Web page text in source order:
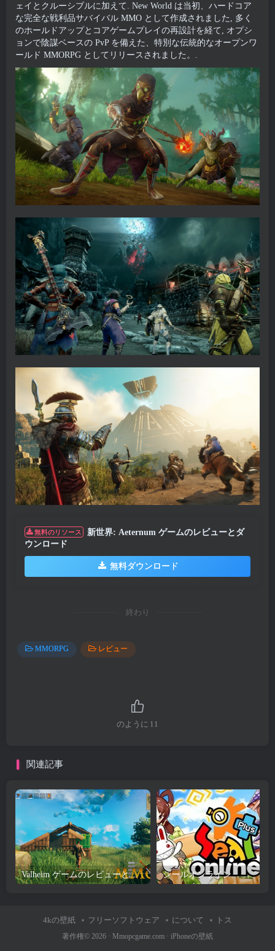
ェイとクルーシブルに加えて. New World は当初、ハードコア
な完全な戦利品サバイバル MMO として作成されました, 多く
のホールドアップとコアゲームプレイの再設計を経て, オプシ
ョンで陰謀ベースの PvP を備えた、特別な伝統的なオープンワ
ールド MMORPG としてリリースされました。.
無料のリソース
新世界: Aeternum ゲームのレビューとダ
ウンロード
無料ダウンロード
終わり
MMORPG レビュー
のように 11
関連記事
Valheim ゲームのレビューとダウンロード シールオンライン
4kの壁紙 フリーソフトウェア について トス
著作権© 2026 · Mmopcgame.com · iPhoneの壁紙